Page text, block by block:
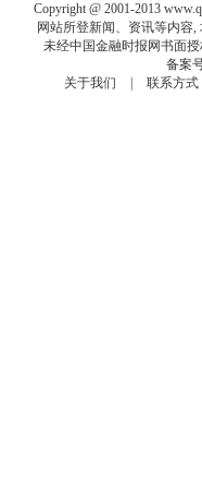
Copyright @ 2001-2013
网站所登新闻、资讯等内容,
未经中国金融时报网书面授
备案
关于我们
联系方式